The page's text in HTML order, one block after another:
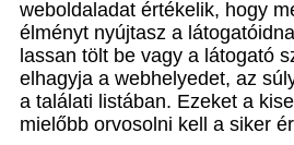
weboldaladat értékelik, hogy
élményt nyújtasz a
lassan tölt be vagy a látogató
elhagyja a webhelyedet, az
a találati listában. Ezeket a
mielőbb orvosolni kell a siker